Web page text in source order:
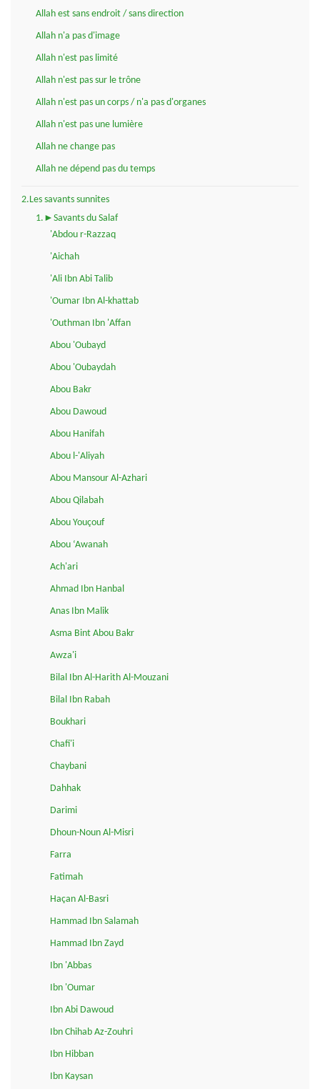
Allah est sans endroit / sans direction
Allah n'a pas d'image
Allah n'est pas limité
Allah n'est pas sur le trône
Allah n'est pas un corps / n'a pas d'organes
Allah n'est pas une lumière
Allah ne change pas
Allah ne dépend pas du temps
2.Les savants sunnites
1.►Savants du Salaf
'Abdou r-Razzaq
'Aichah
'Ali Ibn Abi Talib
'Oumar Ibn Al-khattab
'Outhman Ibn 'Affan
Abou 'Oubayd
Abou 'Oubaydah
Abou Bakr
Abou Dawoud
Abou Hanifah
Abou l-'Aliyah
Abou Mansour Al-Azhari
Abou Qilabah
Abou Youçouf
Abou ‘Awanah
Ach'ari
Ahmad Ibn Hanbal
Anas Ibn Malik
Asma Bint Abou Bakr
Awza'i
Bilal Ibn Al-Harith Al-Mouzani
Bilal Ibn Rabah
Boukhari
Chafi'i
Chaybani
Dahhak
Darimi
Dhoun-Noun Al-Misri
Farra
Fatimah
Haçan Al-Basri
Hammad Ibn Salamah
Hammad Ibn Zayd
Ibn 'Abbas
Ibn 'Oumar
Ibn Abi Dawoud
Ibn Chihab Az-Zouhri
Ibn Hibban
Ibn Kaysan